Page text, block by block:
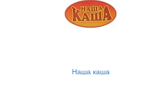
Наша каша